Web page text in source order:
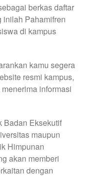
berkas daftar
inilah Pahamifren
di kampus
kamu segera
resmi kampus,
informasi
Badan Eksekutif
maupun
Himpunan
akan memberi
dengan